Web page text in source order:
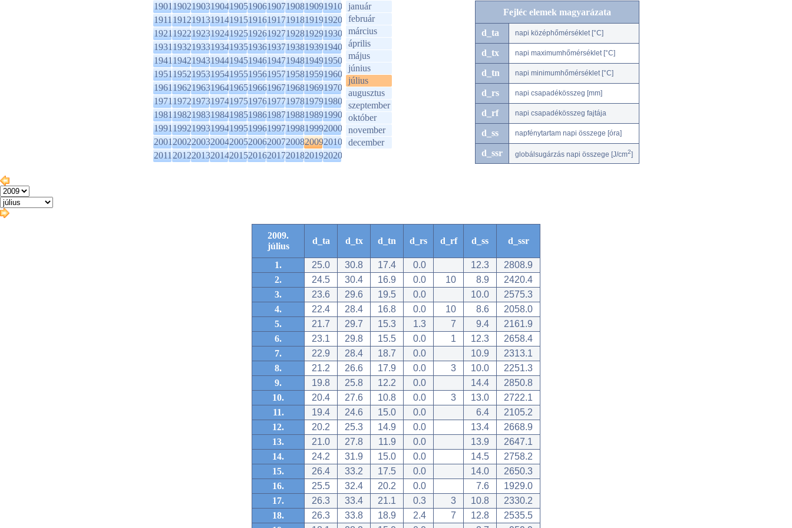
1901190219031904190519061907190819091910
1911191219131914191519161917191819191920
1921192219231924192519261927192819291930
1931193219331934193519361937193819391940
1941194219431944194519461947194819491950
1951195219531954195519561957195819591960
1961196219631964196519661967196819691970
1971197219731974197519761977197819791980
1981198219831984198519861987198819891990
1991199219931994199519961997199819992000
2001200220032004200520062007200820092010
2011201220132014201520162017201820192020
január
február
március
április
május
június
július
augusztus
szeptember
október
november
december
Fejléc elemek magyarázata
d_ta napi középhőmérséklet [°C]
d_tx napi maximumhőmérséklet [°C]
d_tn napi minimumhőmérséklet [°C]
d_rs napi csapadékösszeg [mm]
d_rf napi csapadékösszeg fajtája
d_ss napfénytartam napi összege [óra]
d_ssr globálsugárzás napi összege [J/cm2]
2009.
július
d_ta d_tx d_tn d_rs d_rf d_ss d_ssr
1. 25.0 30.8 17.4 0.0 12.3
2808.9
2.
24.5 30.4 16.9 0.0 10 8.9
2420.4
3.
23.6 29.6 19.5 0.0 10.0
2575.3
4.
22.4 28.4 16.8 0.0 10 8.6
2058.0
5.
21.7 29.7 15.3 1.3 7 9.4
2161.9
6.
23.1 29.8 15.5 0.0 1 12.3
2658.4
7.
22.9 28.4 18.7 0.0 10.9
2313.1
8.
21.2 26.6 17.9 0.0 3 10.0
2251.3
9.
19.8 25.8 12.2 0.0 14.4
2850.8
10.
20.4 27.6 10.8 0.0 3 13.0
2722.1
11.
19.4 24.6 15.0 0.0 6.4
2105.2
12.
20.2 25.3 14.9 0.0 13.4
2668.9
13.
21.0 27.8 11.9 0.0 13.9
2647.1
14.
24.2 31.9 15.0 0.0 14.5
2758.2
15.
26.4 33.2 17.5 0.0 14.0
2650.3
16.
25.5 32.4 20.2 0.0 7.6
1929.0
17.
26.3 33.4 21.1 0.3 3 10.8
2330.2
18.
26.3 33.8 18.9 2.4 7 12.8
2535.5